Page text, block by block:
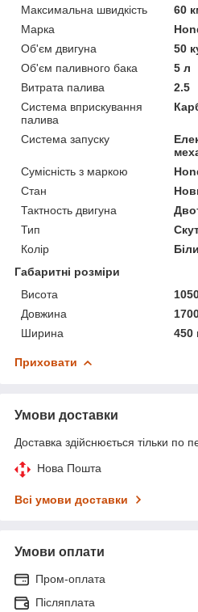
Максимальна швидкість
60
Марка
Об'єм двигуна
50
Об'єм паливного бака
5 л
Витрата палива
2.5
Система вприскування
палива
Система запуску
Сумісність з маркою
Стан
Тактность двигуна
Тип
Колір
Габаритні розміри
Висота
Довжина
Ширина
450
Приховати
Умови доставки
Доставка здійснюється тільки по
Нова Пошта
Всі умови доставки
Умови оплати
Пром-оплата
Післяплата